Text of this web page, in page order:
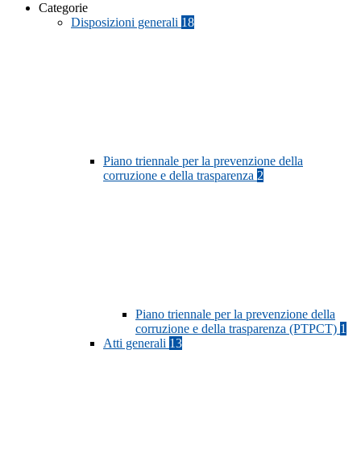
Categorie
Disposizioni generali 18
Piano triennale per la prevenzione della
corruzione e della trasparenza 2
Piano triennale per la prevenzione della
corruzione e della trasparenza (PTPCT) 1
Atti generali 13